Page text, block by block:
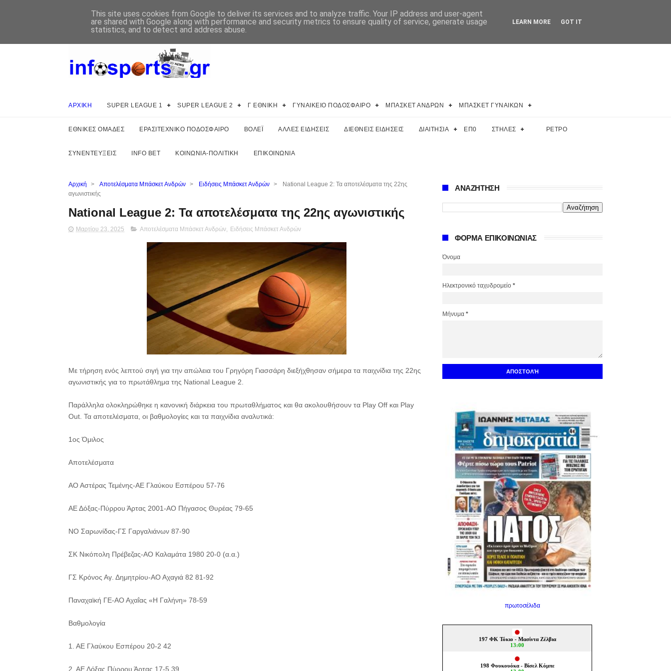
ΑΡΧΙΚΗ SUPER LEAGUE 1 SUPER LEAGUE 2 Γ ΕΘΝΙΚΗ ΓΥΝΑΙΚΕΙΟ ΠΟΔΟΣΦΑΙΡΟ ΜΠΑΣΚΕΤ ΑΝΔΡΩΝ ΜΠΑΣΚΕΤ ΓΥΝΑΙΚΩΝ
ΕΘΝΙΚΕΣ ΟΜΑΔΕΣ ΕΡΑΣΙΤΕΧΝΙΚΟ ΠΟΔΟΣΦΑΙΡΟ ΒΟΛΕΪ ΑΛΛΕΣ ΕΙΔΗΣΕΙΣ ΔΙΕΘΝΕΙΣ ΕΙΔΗΣΕΙΣ ΔΙΑΙΤΗΣΙΑ ΕΠ0 ΣΤΗΛΕΣ ΡΕΤΡΟ
ΣΥΝΕΝΤΕΥΞΕΙΣ INFO BET ΚΟΙΝΩΝΙΑ-ΠΟΛΙΤΙΚΗ ΕΠΙΚΟΙΝΩΝΙΑ
Αρχική > Αποτελέσματα Μπάσκετ Ανδρών > Ειδήσεις Μπάσκετ Ανδρών >
National League 2: Τα αποτελέσματα της 22ης
αγωνιστικής
National League 2: Τα αποτελέσματα της 22ης αγωνιστικής
Μαρτίου 23, 2025 Αποτελέσματα Μπάσκετ Ανδρών, Ειδήσεις Μπάσκετ Ανδρών
Με τήρηση ενός λεπτού σιγή για την απώλεια του Γρηγόρη Γιασσάρη διεξήχθησαν σήμερα τα παιχνίδια της 22ης
αγωνιστικής για το πρωτάθλημα της National League 2.
Παράλληλα ολοκληρώθηκε η κανονική διάρκεια του πρωταθλήματος και θα ακολουθήσουν τα Play Off και Play
Out. Τα αποτελέσματα, οι βαθμολογίες και τα παιχνίδια αναλυτικά:
1ος Όμιλος
Αποτελέσματα
ΑΟ Αστέρας Τεμένης-ΑΕ Γλαύκου Εσπέρου 57-76
ΑΕ Δόξας-Πύρρου Άρτας 2001-ΑΟ Πήγασος Θυρέας 79-65
ΝΟ Σαρωνίδας-ΓΣ Γαργαλιάνων 87-90
ΣΚ Νικόπολη Πρέβεζας-ΑΟ Καλαμάτα 1980 20-0 (α.α.)
ΓΣ Κρόνος Αγ. Δημητρίου-ΑΟ Αχαγιά 82 81-92
Παναχαϊκή ΓΕ-ΑΟ Αχαΐας «Η Γαλήνη» 78-59
Βαθμολογία
1. ΑΕ Γλαύκου Εσπέρου 20-2 42
2. ΑΕ Δόξας Πύρρου Άρτας 17-5 39
ΑΝΑΖΗΤΗΣΗ
ΦΟΡΜΑ ΕΠΙΚΟΙΝΩΝΙΑΣ
Όνομα
Ηλεκτρονικό ταχυδρομείο *
Μήνυμα *
πρωτοσέλιδα
This site uses cookies from Google to deliver its services and to analyze traffic. Your IP address and user-agent
are shared with Google along with performance and security metrics to ensure quality of service, generate usage
statistics, and to detect and address abuse.
LEARN MORE GOT IT